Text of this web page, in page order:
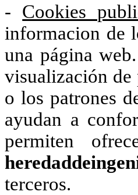
- Cookies
informacion de
una página
visualización de
o los patrones
ayudan a
permiten
terceros.